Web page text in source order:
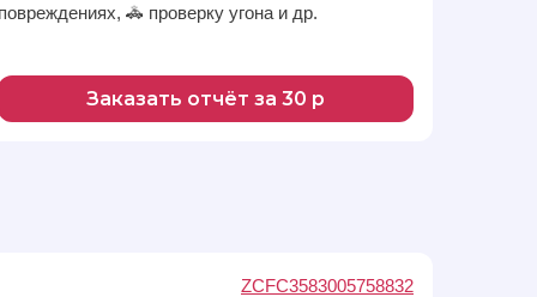
повреждениях, 🚓 проверку угона и др.
Заказать отчёт за 30 р
ZCFC3583005758832